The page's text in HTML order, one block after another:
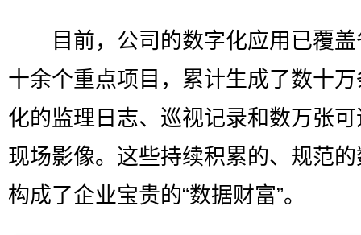
目前，公司的数字化应用已覆盖
十余个重点项目，累计生成了数十
化的监理日志、巡视记录和数万张
现场影像。这些持续积累的、规范
构成了企业宝贵的“数据财富”。